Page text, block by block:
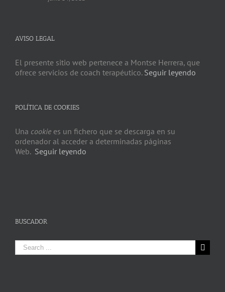
AVISO LEGAL
El presente sitio web pertenece a Montse Herrera, que
ofrece servicios de coach terapéutico. Seguir leyendo
POLÍTICA DE COOKIES
Una cookie es un fichero que se descarga en su
ordenador al acceder a determinadas páginas
Web. Seguir leyendo
BUSCADOR
Search
for: